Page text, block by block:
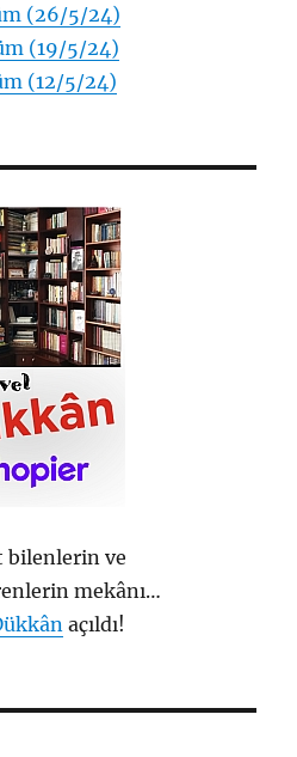
(26/5/24)
(19/5/24)
(12/5/24)
bilenlerin ve
mekânı…
açıldı!